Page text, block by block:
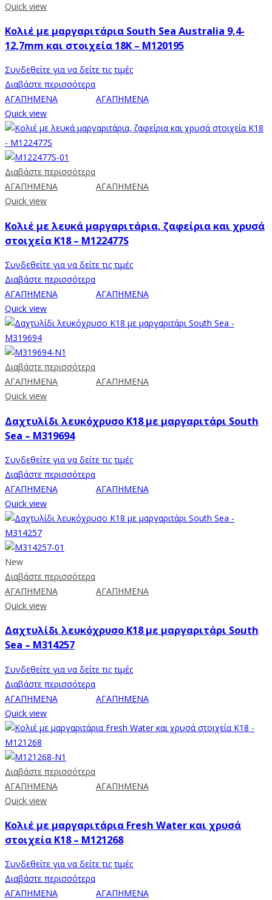
Quick view
Κολιέ με μαργαριτάρια South Sea Australia 9,4-
12,7mm και στοιχεία 18Κ – M120195
Συνδεθείτε για να δείτε τις τιμές
Διαβάστε περισσότερα
ΑΓΑΠΗΜΕΝΑ
ΑΓΑΠΗΜΕΝΑ
Quick view
Διαβάστε περισσότερα
ΑΓΑΠΗΜΕΝΑ
ΑΓΑΠΗΜΕΝΑ
Quick view
Κολιέ με λευκά μαργαριτάρια, ζαφείρια και χρυσά
στοιχεία Κ18 – M122477S
Συνδεθείτε για να δείτε τις τιμές
Διαβάστε περισσότερα
ΑΓΑΠΗΜΕΝΑ
ΑΓΑΠΗΜΕΝΑ
Quick view
Διαβάστε περισσότερα
ΑΓΑΠΗΜΕΝΑ
ΑΓΑΠΗΜΕΝΑ
Quick view
Δαχτυλίδι λευκόχρυσο Κ18 με μαργαριτάρι South
Sea – M319694
Συνδεθείτε για να δείτε τις τιμές
Διαβάστε περισσότερα
ΑΓΑΠΗΜΕΝΑ
ΑΓΑΠΗΜΕΝΑ
Quick view
New
Διαβάστε περισσότερα
ΑΓΑΠΗΜΕΝΑ
ΑΓΑΠΗΜΕΝΑ
Quick view
Δαχτυλίδι λευκόχρυσο Κ18 με μαργαριτάρι South
Sea – M314257
Συνδεθείτε για να δείτε τις τιμές
Διαβάστε περισσότερα
ΑΓΑΠΗΜΕΝΑ
ΑΓΑΠΗΜΕΝΑ
Quick view
Διαβάστε περισσότερα
ΑΓΑΠΗΜΕΝΑ
ΑΓΑΠΗΜΕΝΑ
Quick view
Κολιέ με μαργαριτάρια Fresh Water και χρυσά
στοιχεία Κ18 – M121268
Συνδεθείτε για να δείτε τις τιμές
Διαβάστε περισσότερα
ΑΓΑΠΗΜΕΝΑ
ΑΓΑΠΗΜΕΝΑ